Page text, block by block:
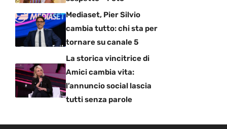
Mediaset, Pier Silvio
cambia tutto: chi sta per
tornare su canale 5
La storica vincitrice di
Amici cambia vita:
l’annuncio social lascia
tutti senza parole